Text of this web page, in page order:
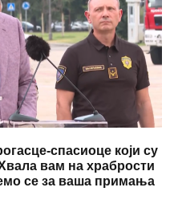
спасиоце који су
вам на храбрости
се за ваша примања